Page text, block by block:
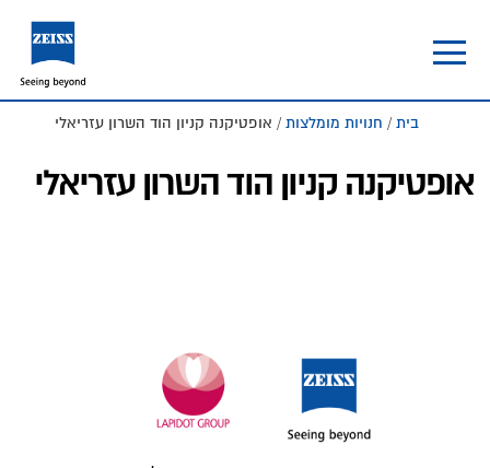
main
footer
בית / חנויות מומלצות / אופטיקנה קניון הוד השרון עזריאלי
אופטיקנה קניון הוד השרון עזריאלי
Footer